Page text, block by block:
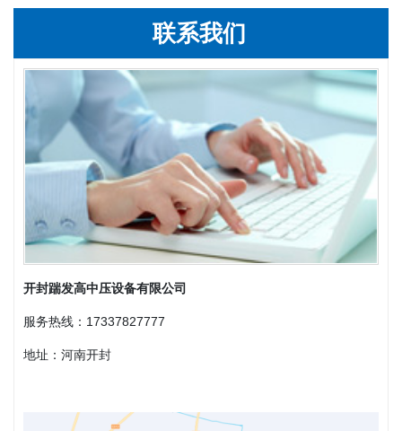
联系我们
开封踹发高中压设备有限公司
服务热线：17337827777
地址：河南开封